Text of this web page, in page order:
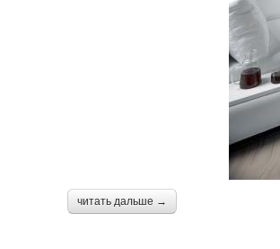
читать дальше →